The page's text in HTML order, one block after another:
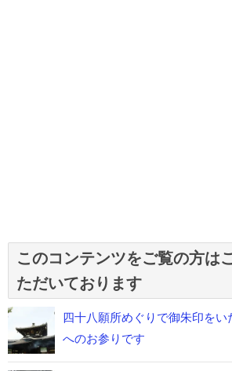
このコンテンツをご覧の方は
ただいております
四十八願所めぐりで御朱印をい
へのお参りです